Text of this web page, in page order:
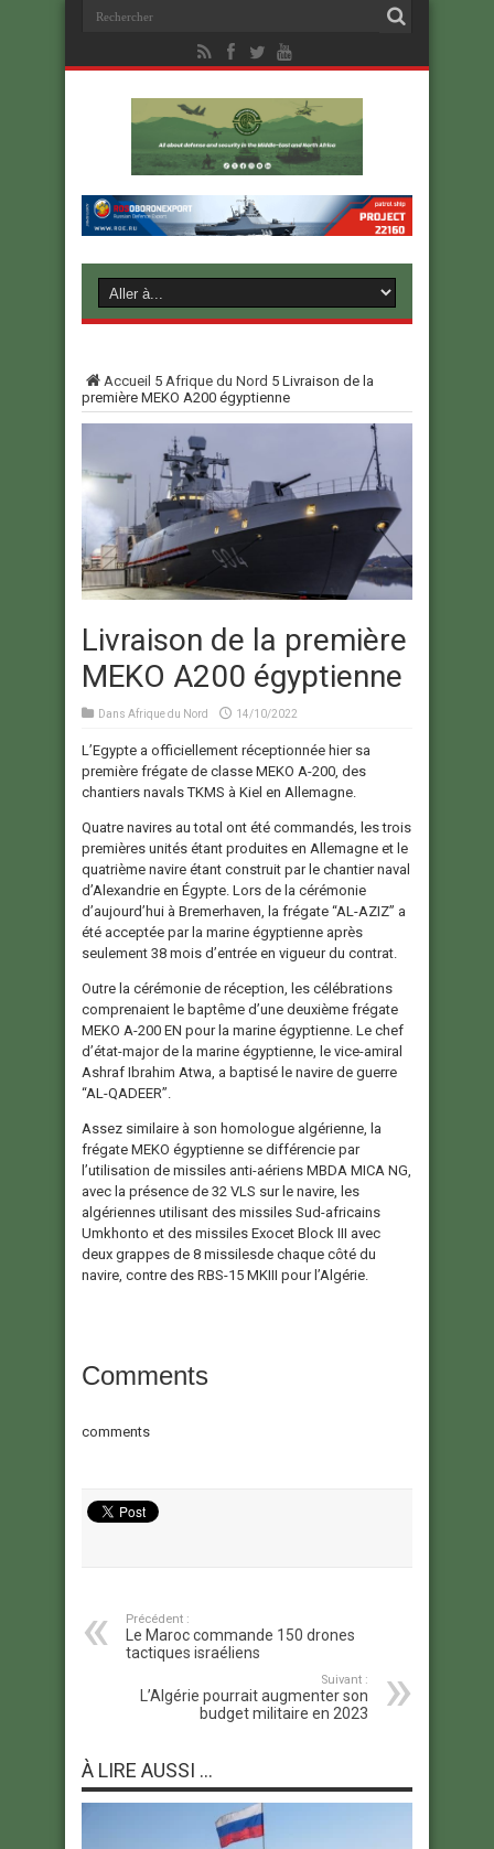
Accueil 5 Afrique du Nord 5 Livraison de la
première MEKO A200 égyptienne
Livraison de la première
MEKO A200 égyptienne
Dans Afrique du Nord 14/10/2022
L’Egypte a officiellement réceptionnée hier sa
première frégate de classe MEKO A-200, des
chantiers navals TKMS à Kiel en Allemagne.
Quatre navires au total ont été commandés, les trois
premières unités étant produites en Allemagne et le
quatrième navire étant construit par le chantier naval
d’Alexandrie en Égypte. Lors de la cérémonie
d’aujourd’hui à Bremerhaven, la frégate “AL-AZIZ” a
été acceptée par la marine égyptienne après
seulement 38 mois d’entrée en vigueur du contrat.
Outre la cérémonie de réception, les célébrations
comprenaient le baptême d’une deuxième frégate
MEKO A-200 EN pour la marine égyptienne. Le chef
d’état-major de la marine égyptienne, le vice-amiral
Ashraf Ibrahim Atwa, a baptisé le navire de guerre
“AL-QADEER”.
Assez similaire à son homologue algérienne, la
frégate MEKO égyptienne se différencie par
l’utilisation de missiles anti-aériens MBDA MICA NG,
avec la présence de 32 VLS sur le navire, les
algériennes utilisant des missiles Sud-africains
Umkhonto et des missiles Exocet Block III avec
deux grappes de 8 missilesde chaque côté du
navire, contre des RBS-15 MKIII pour l’Algérie.
Comments
comments
Précédent :
Le Maroc commande 150 drones
tactiques israéliens
Suivant :
L’Algérie pourrait augmenter son
budget militaire en 2023
À LIRE AUSSI ...